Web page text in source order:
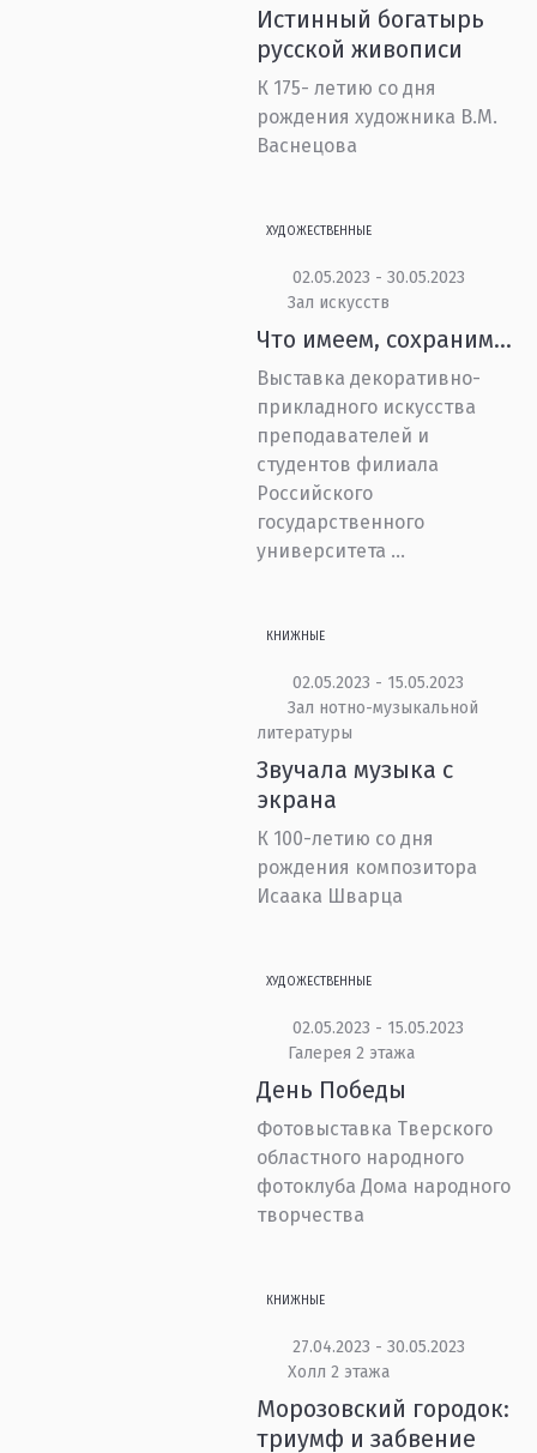
Истинный богатырь
русской живописи
К 175- летию со дня
рождения художника В.М.
Васнецова
ХУДОЖЕСТВЕННЫЕ
02.05.2023 - 30.05.2023
Зал искусств
Что имеем, сохраним…
Выставка декоративно-
прикладного искусства
преподавателей и
студентов филиала
Российского
государственного
университета ...
КНИЖНЫЕ
02.05.2023 - 15.05.2023
Зал нотно-музыкальной
литературы
Звучала музыка с
экрана
К 100-летию со дня
рождения композитора
Исаака Шварца
ХУДОЖЕСТВЕННЫЕ
02.05.2023 - 15.05.2023
Галерея 2 этажа
День Победы
Фотовыставка Тверского
областного народного
фотоклуба Дома народного
творчества
КНИЖНЫЕ
27.04.2023 - 30.05.2023
Холл 2 этажа
Морозовский городок:
триумф и забвение